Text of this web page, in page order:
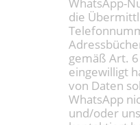
WhatsApp-
die
gemäß Art. 6
eingewilligt
von Daten
WhatsApp
und/oder